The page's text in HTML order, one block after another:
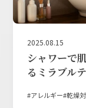
2025.08.15
シャワーで
るミラブル
アレルギー 乾燥